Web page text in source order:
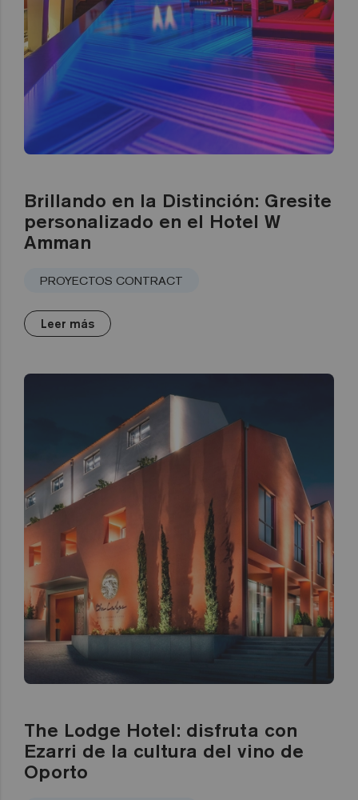
Brillando en la Distinción: Gresite
personalizado en el Hotel W
Amman
PROYECTOS CONTRACT
Leer más
The Lodge Hotel: disfruta con
Ezarri de la cultura del vino de
Oporto